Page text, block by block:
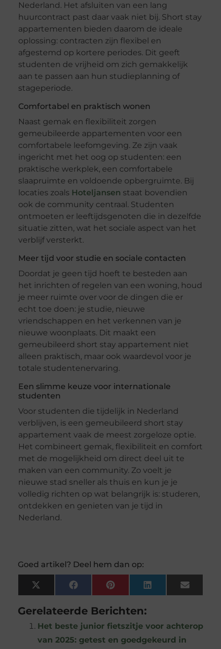
Nederland. Het afsluiten van een lang
huurcontract past daar vaak niet bij. Short stay
appartementen bieden daarom de ideale
oplossing: contracten zijn flexibel en
afgestemd op kortere periodes. Dit geeft
studenten de vrijheid om zich gemakkelijk
aan te passen aan hun studieplanning of
stageperiode.
Comfortabel en praktisch wonen
Naast gemak en flexibiliteit zorgen
gemeubileerde appartementen voor een
comfortabele leefomgeving. Ze zijn vaak
ingericht met het oog op studenten: een
praktische werkplek, een comfortabele
slaapruimte en voldoende opbergruimte. Bij
locaties zoals Hoteljansen staat bovendien
ook de community centraal. Studenten
ontmoeten er leeftijdsgenoten die in dezelfde
situatie zitten, wat het sociale aspect van het
verblijf versterkt.
Meer tijd voor studie en sociale contacten
Doordat je geen tijd hoeft te besteden aan
het inrichten of regelen van een woning, houd
je meer ruimte over voor de dingen die er
echt toe doen: je studie, nieuwe
vriendschappen en het verkennen van je
nieuwe woonplaats. Dit maakt een
gemeubileerd short stay appartement niet
alleen praktisch, maar ook waardevol voor je
totale studentenervaring.
Een slimme keuze voor internationale
studenten
Voor studenten die tijdelijk in Nederland
verblijven, is een gemeubileerd short stay
appartement vaak de meest zorgeloze optie.
Het combineert gemak, flexibiliteit en comfort
met de mogelijkheid om direct deel uit te
maken van een community. Zo voelt je
nieuwe stad sneller als thuis en kun je je
volledig richten op wat belangrijk is: studeren,
ontdekken en genieten van je tijd in
Nederland.
Goed artikel? Deel hem dan op:
X
(Twitter)
FacebookPinterestLinkedInEmail
Gerelateerde Berichten:
Het beste junior fietszitje voor achterop
van 2025: getest en goedgekeurd in